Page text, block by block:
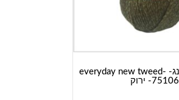
חוט אנטיפילינג- everyday new tweed-
75106- ירוק